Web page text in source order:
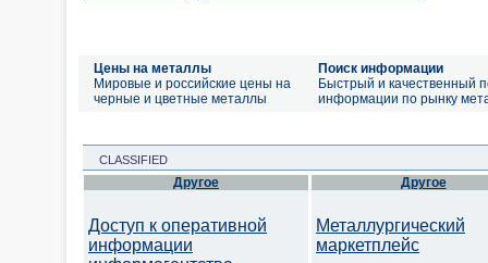
Цены на металлы
Мировые и российские цены на
черные и цветные металлы
Поиск информации
Быстрый и качественный
информации по рынку
CLASSIFIED
Другое
Доступ к оперативной
информации
Другое
Металлургический
маркетплейс